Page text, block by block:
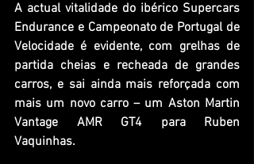
A actual vitalidade do ibérico Supercars
Endurance e Campeonato de Portugal de
Velocidade é evidente, com grelhas de
partida cheias e recheada de grandes
carros, e sai ainda mais reforçada com
mais um novo carro – um Aston Martin
Vantage AMR GT4 para Ruben
Vaquinhas.